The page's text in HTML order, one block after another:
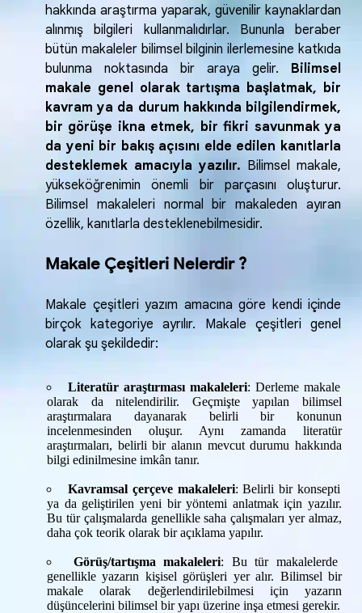
hakkında araştırma yaparak, güvenilir kaynaklardan
alınmış bilgileri kullanmalıdırlar. Bununla beraber
bütün makaleler bilimsel bilginin ilerlemesine katkıda
bulunma noktasında bir araya gelir. Bilimsel
makale genel olarak tartışma başlatmak, bir
kavram ya da durum hakkında bilgilendirmek,
bir görüşe ikna etmek, bir fikri savunmak ya
da yeni bir bakış açısını elde edilen kanıtlarla
desteklemek amacıyla yazılır. Bilimsel makale,
yükseköğrenimin önemli bir parçasını oluşturur.
Bilimsel makaleleri normal bir makaleden ayıran
özellik, kanıtlarla desteklenebilmesidir.
Makale Çeşitleri Nelerdir ?
Makale çeşitleri yazım amacına göre kendi içinde
birçok kategoriye ayrılır. Makale çeşitleri genel
olarak şu şekildedir:
Literatür araştırması makaleleri: Derleme makale
olarak da nitelendirilir. Geçmişte yapılan bilimsel
araştırmalara dayanarak belirli bir konunun
incelenmesinden oluşur. Aynı zamanda literatür
araştırmaları, belirli bir alanın mevcut durumu hakkında
bilgi edinilmesine imkân tanır.
Kavramsal çerçeve makaleleri: Belirli bir konsepti
ya da geliştirilen yeni bir yöntemi anlatmak için yazılır.
Bu tür çalışmalarda genellikle saha çalışmaları yer almaz,
daha çok teorik olarak bir açıklama yapılır.
Görüş/tartışma makaleleri: Bu tür makalelerde
genellikle yazarın kişisel görüşleri yer alır. Bilimsel bir
makale olarak değerlendirilebilmesi için yazarın
düşüncelerini bilimsel bir yapı üzerine inşa etmesi gerekir.